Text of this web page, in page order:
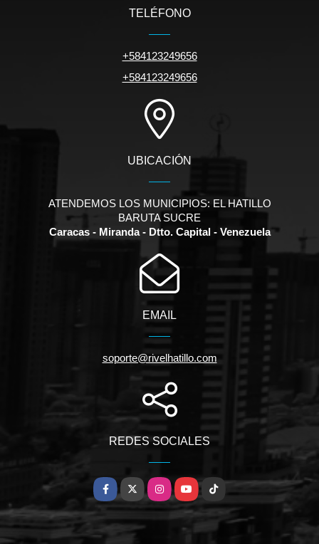
TELÉFONO
+584123249656
+584123249656
UBICACIÓN
ATENDEMOS LOS MUNICIPIOS: EL HATILLO
BARUTA SUCRE
Caracas - Miranda - Dtto. Capital - Venezuela
EMAIL
soporte@rivelhatillo.com
REDES SOCIALES
Facebook
X InstagramYouTubeTikTok